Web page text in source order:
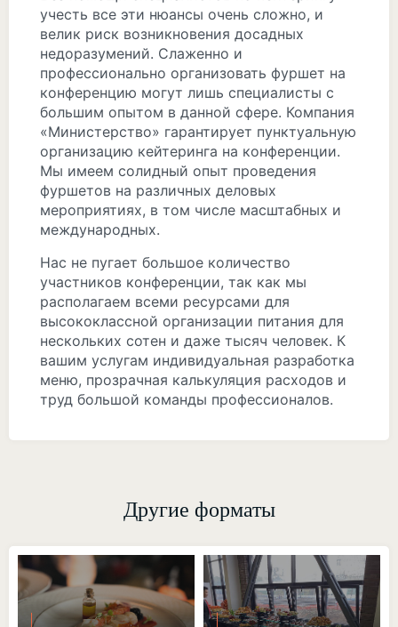
учесть все эти нюансы очень сложно, и
велик риск возникновения досадных
недоразумений. Слаженно и
профессионально организовать фуршет на
конференцию могут лишь специалисты с
большим опытом в данной сфере. Компания
«Министерство» гарантирует пунктуальную
организацию кейтеринга на конференции.
Мы имеем солидный опыт проведения
фуршетов на различных деловых
мероприятиях, в том числе масштабных и
международных.
Нас не пугает большое количество
участников конференции, так как мы
располагаем всеми ресурсами для
высококлассной организации питания для
нескольких сотен и даже тысяч человек. К
вашим услугам индивидуальная разработка
меню, прозрачная калькуляция расходов и
труд большой команды профессионалов.
Другие форматы